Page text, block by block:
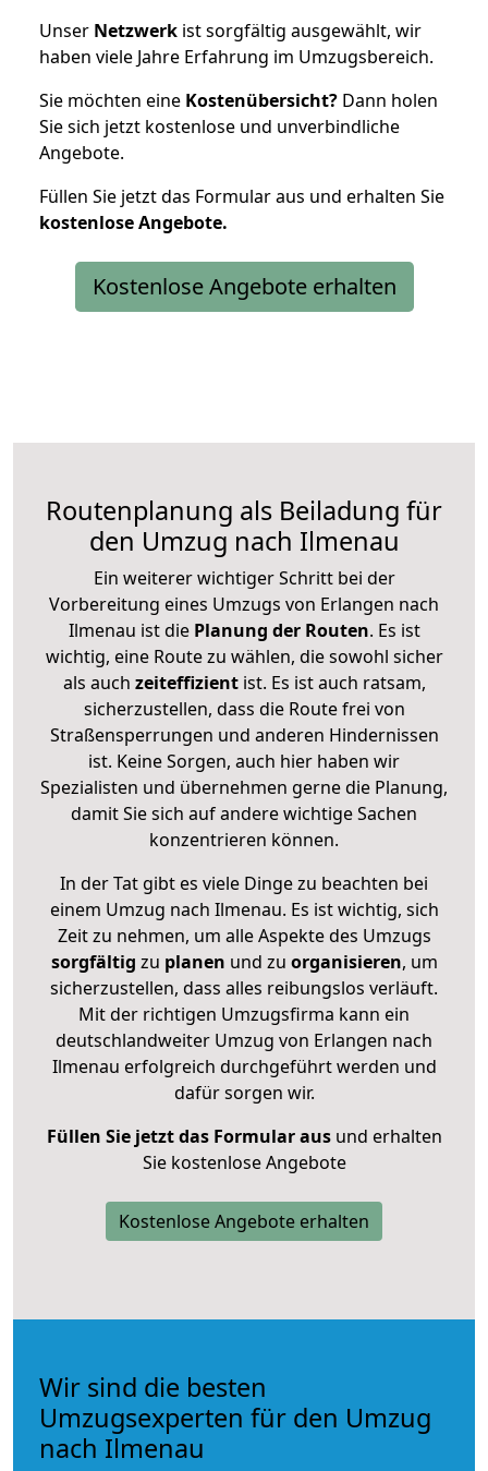
Unser Netzwerk ist sorgfältig ausgewählt, wir
haben viele Jahre Erfahrung im Umzugsbereich.
Sie möchten eine Kostenübersicht? Dann holen
Sie sich jetzt kostenlose und unverbindliche
Angebote.
Füllen Sie jetzt das Formular aus und erhalten Sie
kostenloseAngebote.
Kostenlose Angebote erhalten
Routenplanung als Beiladung für
den Umzug nach Ilmenau
Ein weiterer wichtiger Schritt bei der
Vorbereitung eines Umzugs von Erlangen nach
Ilmenau ist diePlanung der Routen. Es ist
wichtig, eine Route zu wählen, die sowohl sicher
als auch zeiteffizientist. Es ist auch ratsam,
sicherzustellen, dass die Route frei von
Straßensperrungen und anderen Hindernissen
ist. Keine Sorgen, auch hier haben wir
Spezialisten und übernehmen gerne die Planung,
damit Sie sich auf andere wichtige Sachen
konzentrieren können.
In der Tat gibt es viele Dinge zu beachten bei
einem Umzug nach Ilmenau. Es ist wichtig, sich
Zeit zu nehmen, um alle Aspekte des Umzugs
sorgfältig zu planen und zu organisieren, um
sicherzustellen, dass alles reibungslos verläuft.
Mit der richtigen Umzugsfirma kann ein
deutschlandweiter Umzug von Erlangen nach
Ilmenau erfolgreich durchgeführt werden und
dafür sorgen wir.
Füllen Sie jetzt das Formular ausund erhalten
Sie kostenlose Angebote
Kostenlose Angebote erhalten
Wir sind die besten
Umzugsexperten für den Umzug
nach Ilmenau